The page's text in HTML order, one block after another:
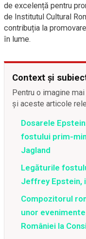
de excelență pentru
de Institutul Cultural
contribuția la
în lume.
Context și
Pentru o imagine
și aceste articole
Dosarele
fostului prim-
Jagland
Legăturile
Jeffrey Epstein,
Compozitorul
unor
României la